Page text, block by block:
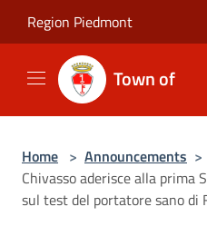
Region Piedmont
Town of
Home > Announcements >
Chivasso aderisce alla prima
sul test del portatore sano di